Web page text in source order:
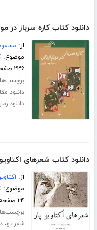
دانلود کتاب کاره سرباز در
از:
موضوع:
۲۳۶ صفحه
دانلود
دانلود
دانلود کتاب شعرهای اکتاویو
از:
موضوع:
۲۴ صفحه
شعر نو،